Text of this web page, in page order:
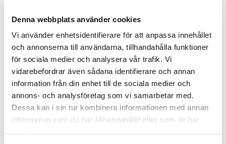
Denna webbplats använder cookies
Vi använder enhetsidentifierare för att anpassa innehållet
och annonserna till användarna, tillhandahålla funktioner
för sociala medier och analysera vår trafik. Vi
vidarebefordrar även sådana identifierare och annan
information från din enhet till de sociala medier och
annons- och analysföretag som vi samarbetar med.
Dessa kan i sin tur kombinera informationen med annan
information som du har tillhandahållit eller som de har
kommer du hålla i Small Group Workout och då börjar du 14.45.
Tjänsten startar omgående eller när rätt person kan vara på
plats. Du kommer att få en introduktion som ger dig en bra
grund att bygga vidare på i rollen som Site Responsible.
VEM ÄR DU?